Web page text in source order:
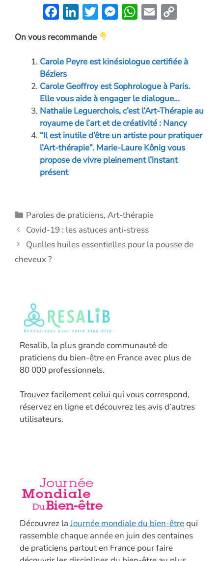
F
ac
e
b
o
o
k
Li
n
k
e
n
T
w
itt
er
M
es
n
er
W
h
s
p
p
E
m
l y
n
k
On vous recommande
Carole Peyre est kinésiologue certifiée à
Béziers
Carole Geoffroy est Sophrologue à Paris.
Elle vous aide à engager le dialogue…
Nathalie Leguerchois, c’est l’Art-Thérapie au
royaume de l’art et de créativité : Nancy
“Il est inutile d’être un artiste pour pratiquer
l’Art-thérapie”. Marie-Laure Kônig vous
propose de vivre pleinement l’instant
présent
Catégories
Paroles de praticiens,Art-thérapie
Covid-19 : les astuces anti-stress
Quelles huiles essentielles pour la pousse de
cheveux ?
Resalib, la plus grande communauté de
praticiens du bien-être en France avec plus de
80 000 professionnels.
Trouvez facilement celui qui vous correspond,
réservez en ligne et découvrez les avis d’autres
utilisateurs.
Découvrez laJournée mondiale du bien-êtrequi
rassemble chaque année en juin des centaines
de praticiens partout en France pour faire